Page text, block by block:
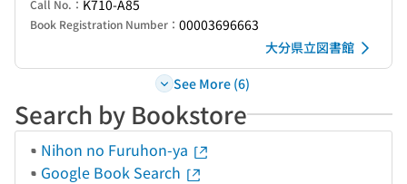
Call No.： K710-A85
Book Registration Number： 00003696663
大分県立図書館
See More (6)
Search by Bookstore
Nihon no Furuhon-ya
Google Book Search